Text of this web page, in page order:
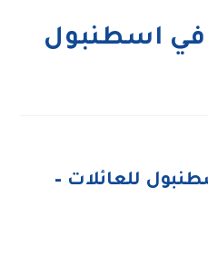
في اسطنبول
للعائلات –